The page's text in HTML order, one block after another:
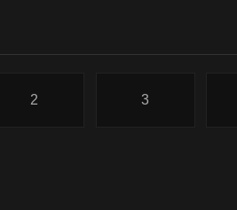
2 3